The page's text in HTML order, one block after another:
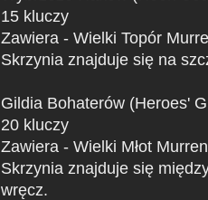
15 kluczy
Zawiera - Wielki Topór
Skrzynia znajduje się na
Gildia Bohaterów (Heroes'
20 kluczy
Zawiera - Wielki Młot
Skrzynia znajduje się
wręcz.